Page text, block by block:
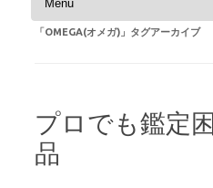
「OMEGA(オメガ) 」タグアーカイブ
プロでも鑑定
品